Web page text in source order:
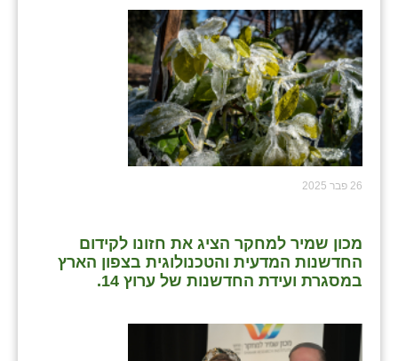
26 פבר 2025
מכון שמיר למחקר הציג את חזונו לקידום
החדשנות המדעית והטכנולוגית בצפון הארץ
במסגרת ועידת החדשנות של ערוץ 14.
בוסתן הגליל